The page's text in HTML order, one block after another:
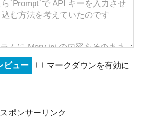
マークダウンを有効に
スポンサーリンク